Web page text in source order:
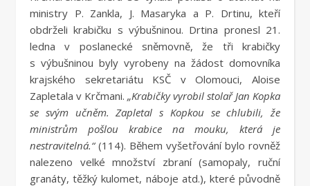
ministry P. Zankla, J. Masaryka a P. Drtinu, kteří
obdrželi krabičku s výbušninou. Drtina pronesl 21.
ledna v poslanecké sněmovně, že tři krabičky
s výbušninou byly vyrobeny na žádost domovníka
krajského sekretariátu KSČ v Olomouci, Aloise
Zapletala v Krčmani. „Krabičky vyrobil stolař Jan Kopka
se svým učněm. Zapletal s Kopkou se chlubili, že
ministrům pošlou krabice na mouku, která je
nestravitelná.“(114). Během vyšetřování bylo rovněž
nalezeno velké množství zbraní (samopaly, ruční
granáty, těžký kulomet, náboje atd.), které původně